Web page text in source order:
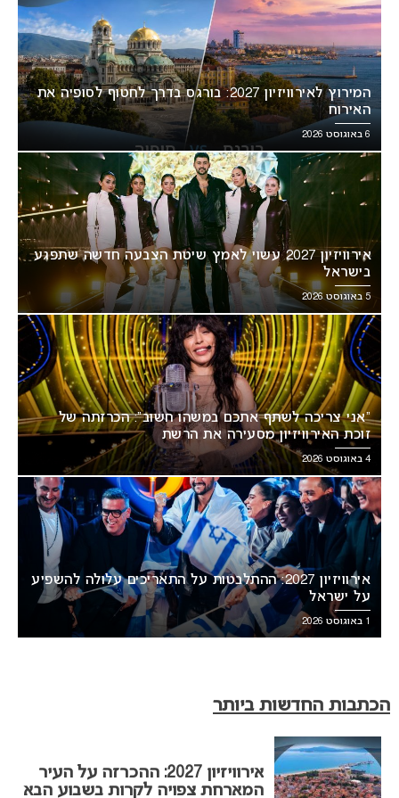
המירוץ לאירוויזיון 2027: בורגס בדרך לחטוף לסופיה את
האירוח
6 באוגוסט 2026
אירוויזיון 2027 עשוי לאמץ שיטת הצבעה חדשה שתפגע
בישראל
5 באוגוסט 2026
“אני צריכה לשתף אתכם במשהו חשוב”: הכרזתה של
זוכת האירוויזיון מסעירה את הרשת
4 באוגוסט 2026
אירוויזיון 2027: ההתלבטות על התאריכים עלולה להשפיע
על ישראל
1 באוגוסט 2026
הכתבות החדשות ביותר
אירוויזיון 2027: ההכרזה על העיר
המארחת צפויה לקרות בשבוע הבא